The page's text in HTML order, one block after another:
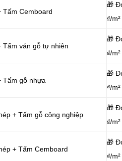
Tấm Cemboard
🎁
₫/m²
Tấm ván gỗ tự nhiên
🎁
₫/m²
Tấm gỗ nhựa
🎁
₫/m²
+ Tấm gỗ công nghiệp
🎁
₫/m²
+ Tấm Cemboard
🎁
₫/m²